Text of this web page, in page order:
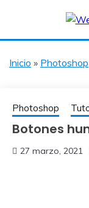
content
Inicio » Photoshop
Photoshop
Botones
27 marzo, 2021